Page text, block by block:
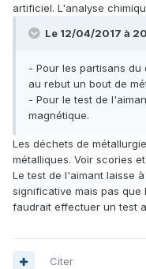
artificiel. L'analyse
Le 12/04/2017 à
- Pour les partisans
au rebut un bout de
- Pour le test de
magnétique.
Les déchets de
métalliques. Voir scories
Le test de l'aimant laisse
significative mais pas que
faudrait effectuer un test
Citer